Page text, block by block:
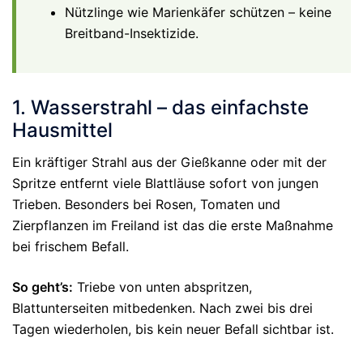
Nützlinge wie Marienkäfer schützen – keine
Breitband-Insektizide.
1. Wasserstrahl – das einfachste
Hausmittel
Ein kräftiger Strahl aus der Gießkanne oder mit der
Spritze entfernt viele Blattläuse sofort von jungen
Trieben. Besonders bei Rosen, Tomaten und
Zierpflanzen im Freiland ist das die erste Maßnahme
bei frischem Befall.
So geht’s: Triebe von unten abspritzen,
Blattunterseiten mitbedenken. Nach zwei bis drei
Tagen wiederholen, bis kein neuer Befall sichtbar ist.